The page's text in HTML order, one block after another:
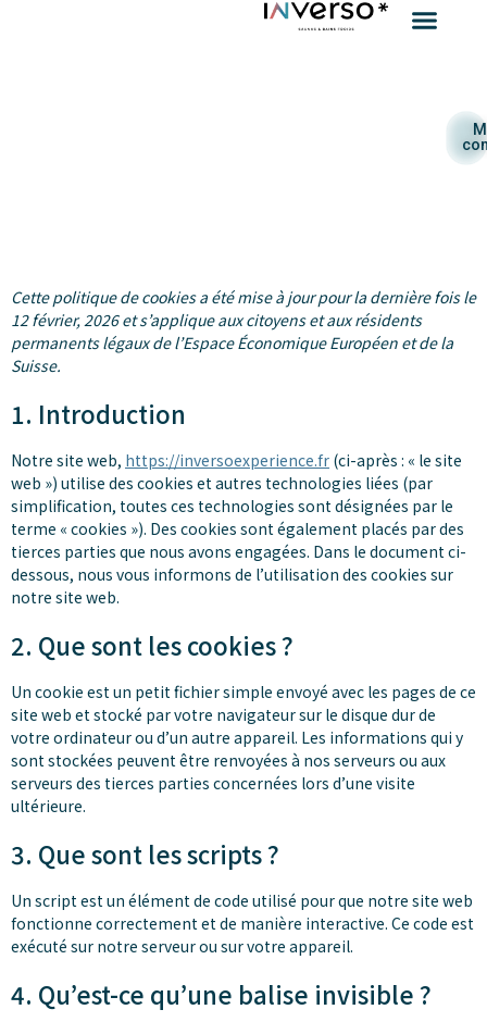
Cette politique de cookies a été mise à jour pour la dernière fois le
12 février, 2026 et s’applique aux citoyens et aux résidents
permanents légaux de l’Espace Économique Européen et de la
Suisse.
1. Introduction
Notre site web, https://inversoexperience.fr (ci-après : « le site
web ») utilise des cookies et autres technologies liées (par
simplification, toutes ces technologies sont désignées par le
terme « cookies »). Des cookies sont également placés par des
tierces parties que nous avons engagées. Dans le document ci-
dessous, nous vous informons de l’utilisation des cookies sur
notre site web.
2. Que sont les cookies ?
Un cookie est un petit fichier simple envoyé avec les pages de ce
site web et stocké par votre navigateur sur le disque dur de
votre ordinateur ou d’un autre appareil. Les informations qui y
sont stockées peuvent être renvoyées à nos serveurs ou aux
serveurs des tierces parties concernées lors d’une visite
ultérieure.
3. Que sont les scripts ?
Un script est un élément de code utilisé pour que notre site web
fonctionne correctement et de manière interactive. Ce code est
exécuté sur notre serveur ou sur votre appareil.
4. Qu’est-ce qu’une balise invisible ?